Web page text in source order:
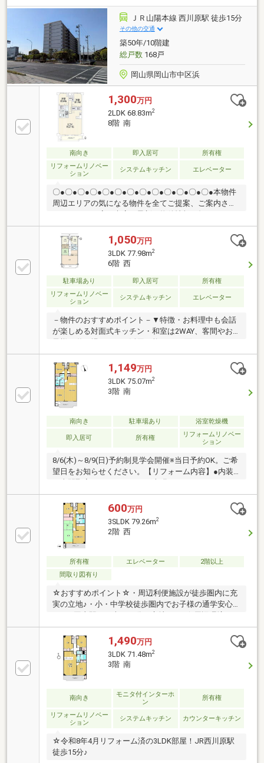
ＪＲ山陽本線 西川原駅 徒歩15分
その他の交通
築50年/10階建
総戸数168戸
岡山県岡山市中区浜
1,300万円
2LDK 68.83m2
8階 南
南向き 即入居可
所有権
リフォームリノベー
ション
システムキッチン エレベーター
〇●〇●〇●〇●〇●〇●〇●〇●〇●〇●〇●〇●〇●本物件
周辺エリアの気になる物件を全てご提案、ご案内させ
て頂きます！店頭来店で最新の物件情報を知りたい！
まとめて物件見学ができる見学ツアーは【その場で確
定！ 見学予約する（無料）からご予約下さい】〇●
〇●〇●〇●〇●〇●〇●〇●〇●〇●〇●〇●〇●●2026年2
月リフォーム済み！●南向きにつき日当たり良好♪●本
日の内覧可能です♪詳細はお気軽にお問い合わせくだ
さい。他にも「これはどんな物件？」「住所が知りた
い」など、お気兼ねなくお問い合わせください。物件
ごとではなく、お客様ごとに担当者がサポートさせて
いただきます。
1,050万円
3LDK 77.98m2
6階 西
駐車場あり 即入居可
所有権
リフォームリノベー
ション
システムキッチン エレベーター
－物件のおすすめポイント－▼特徴・お料理中も会話
が楽しめる対面式キッチン・和室は2WAY、客間やお
子様の遊び場としても活用可能・LDに面するバルコニ
ー・クローゼット・押入・廊下収納有・即引渡し可能
(残金精算後)▼2024年11月室内リフォーム履歴【交
換】キッチン、トイレ、洗面化粧台【貼替】全室クロ
ス・フローリング、畳表替、襖(和室)▼周辺環境・フ
ァミリーマート原尾島一丁目店 徒歩5分(約360m)・ス
ーパードラッグひまわり浜店 徒歩2分(約120m)■ ご希
望の住まい探しをお手伝いします ━━━━━・・・物
件の詳細・ご相談はお気軽にお問い合わせください。
1,149万円
3LDK 75.07m2
3階 南
南向き 駐車場あり 浴室乾燥機
即入居可 所有権
リフォームリノベー
ション
8/6(木)～8/9(日)予約制見学会開催※当日予約OK。ご希
望日をお知らせください。【リフォーム内容】●内装
工事間取変更、フローリング上張り、クッションフロ
ア張替え、システムキッチン新品交換、ユニットバス
新品交換、温水洗浄便座トイレ新品交換、シャワー付
き洗面化粧台新品交換、建具新品交換、クロス張替
え、シューズボックス新品交換、火災警報器設置、照
明LED新品交換、クリーニング【周辺施設】・宇野小
学校まで900ｍ（徒歩12分）・操山中学校まで1100ｍ
（徒歩14分）・ローソン岡山浜三丁目店様300ｍ（徒
歩4分）・天満屋ハピータウン原尾島店様600ｍ（徒歩
600万円
3SLDK 79.26m2
2階 西
所有権 エレベーター
2階以上
間取り図有り
☆おすすめポイント☆・周辺利便施設が徒歩圏内に充
実の立地♪・小・中学校徒歩圏内でお子様の通学安心
♪・JR岡山駅にも車で10分の立地です♪☆周辺環境
☆・岡山市立 宇野小学校 徒歩12分(約900m)・岡山
市立操山中学校 徒歩14分(約1100m)・トマト銀行 原
尾島支店 徒歩2分(約160m)・天満屋ハピータウン
徒歩8分(約600m)・ローソン 岡山浜三丁目店 徒歩5分
(約340m)・浜第２遊園地 徒歩1分(約
70m)☆☆───────────☆☆ 物件見学予約受付中
♪ お問い合わせはお早めに！ TEL：086-238-
7778☆☆───────────☆☆
1,490万円
3LDK 71.48m2
3階 南
南向き
モニタ付インターホ
ン
所有権
リフォームリノベー
ション
システムキッチン カウンターキッチン
☆令和8年4月リフォーム済の3LDK部屋！JR西川原駅
徒歩15分♪